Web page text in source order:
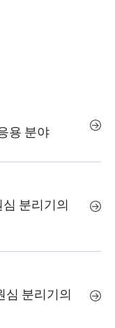
용 분야 
분리기의

심 분리기의
